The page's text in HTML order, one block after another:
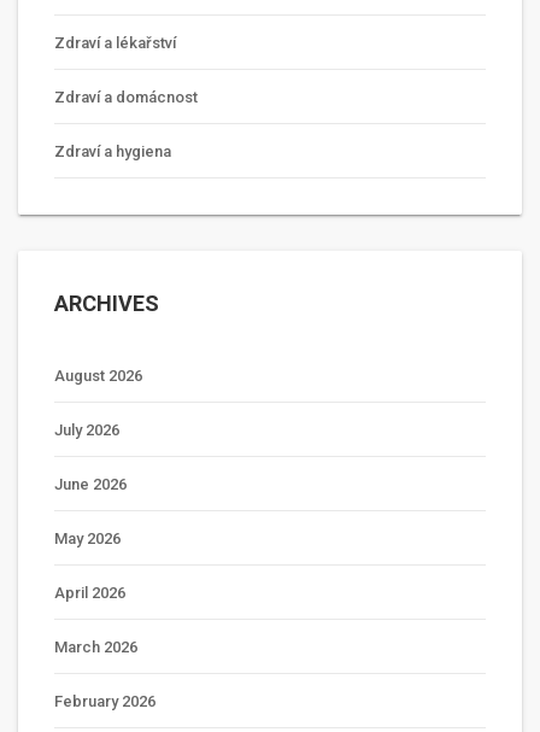
Zdraví a lékařství
Zdraví a domácnost
Zdraví a hygiena
ARCHIVES
August 2026
July 2026
June 2026
May 2026
April 2026
March 2026
February 2026